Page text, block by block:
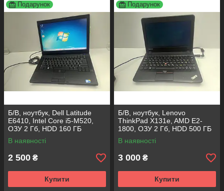
Подарунок
Б/В, ноутбук, Dell Latitude
E6410, Intel Core i5-M520,
ОЗУ 2 Гб, HDD 160 ГБ
В наявності
2 500 ₴
Купити
Подарунок
Б/В, ноутбук, Lenovo
ThinkPad X131e, AMD E2-
1800, ОЗУ 2 Гб, HDD 500 ГБ
В наявності
3 000 ₴
Купити